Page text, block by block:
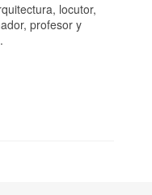
locutor,
profesor y